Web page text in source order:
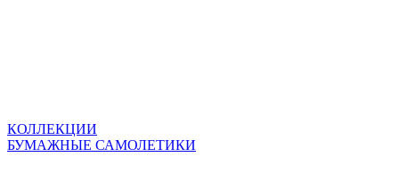
КОЛЛЕКЦИИ
БУМАЖНЫЕ САМОЛЕТИКИ